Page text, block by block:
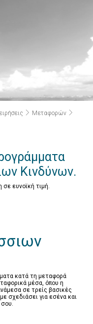
Μεταφορών
Κινδύνων.
ευνοϊκή τιμή.
κατά τη μεταφορά
μέσα, όπου η
σε τρείς βασικές
σχεδιάσει για εσένα και
σου.